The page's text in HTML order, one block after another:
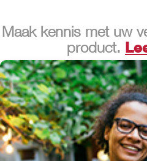
Maak kennis met uw
product.